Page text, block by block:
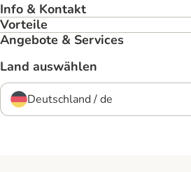
Info & Kontakt
Vorteile
Angebote & Services
Land auswählen
Deutschland / de